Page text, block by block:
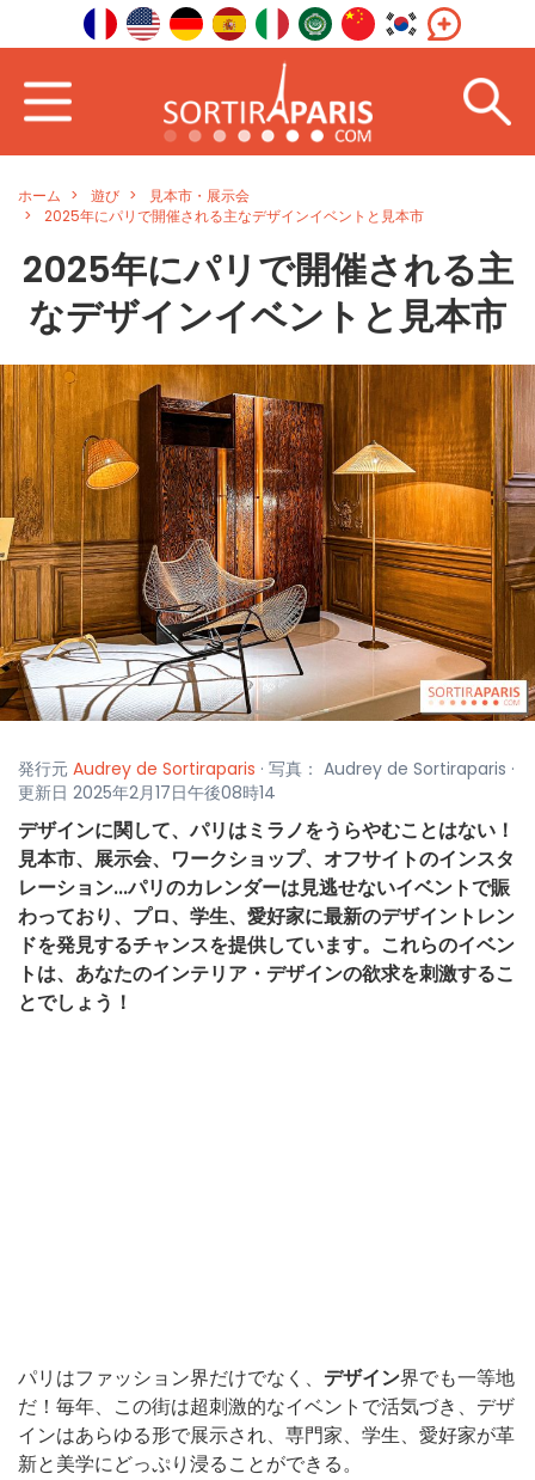
ホーム 遊び
見本市・展示会
2025年にパリで開催される主なデザインイベントと見本市
2025年にパリで開催される主
なデザインイベントと見本市
発行元 Audrey de Sortiraparis · 写真： Audrey de Sortiraparis ·
更新日 2025年2月17日午後08時14
デザインに関して、パリはミラノをうらやむことはない！
見本市、展示会、ワークショップ、オフサイトのインスタ
レーション...パリのカレンダーは見逃せないイベントで賑
わっており、プロ、学生、愛好家に最新のデザイントレン
ドを発見するチャンスを提供しています。これらのイベン
トは、あなたのインテリア・デザインの欲求を刺激するこ
とでしょう！
パリはファッション界だけでなく、 デザイン界でも一等地
だ！毎年、この街は超刺激的なイベントで活気づき、デザ
インはあらゆる形で展示され、専門家、学生、愛好家が革
新と美学にどっぷり浸ることができる。